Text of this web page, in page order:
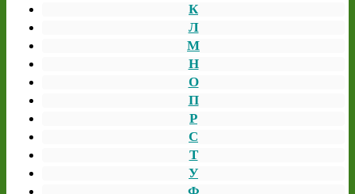
К
Л
М
Н
О
П
Р
С
Т
У